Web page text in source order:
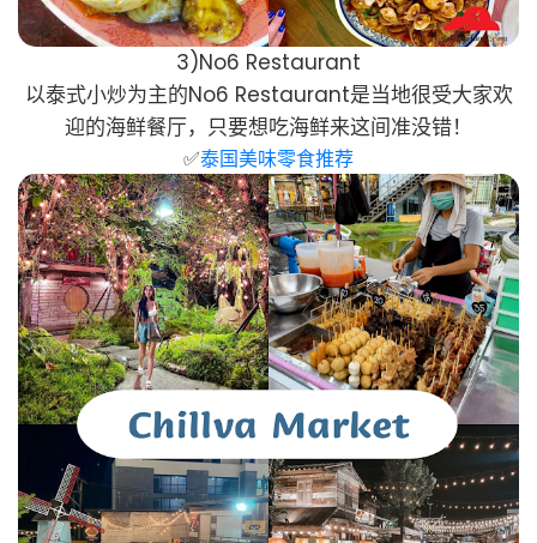
3)No6 Restaurant
以泰式小炒为主的No6 Restaurant是当地很受大家欢
迎的海鲜餐厅，只要想吃海鲜来这间准没错！
✅泰国美味零食推荐